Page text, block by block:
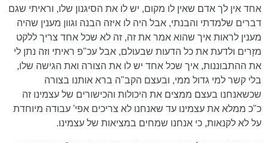
אחד אין לך אדם שאין לו מקום, יש לו את הסיגנון שלו, וראיתי שגם
דברים שלמדתי והבנתי, אבל היה לו איזה הבנה וגוון מענין שהיה
מענין לראות איך שהוא אמר את זה, זה לא שכל אחד צריך ללקט
מזָרים ולדעת את כל הדעות שבעולם, אבל עכ"פ ראיתי וזה נתן לי
את ההתבוננות, איך שכל אחד יש לו את הצורה ואת הגישה שלו,
בלי קשר למי גדול ממי, ובעצם הקב"ה ברא אותנו בצורה
שכשאנחנו בעצם ממצים את היכולות והכישורים של עצמינו זה
כ"כ ממלא את עצמינו עד שאנחנו לא צריכים אפי' עבודה מיוחדת
על לא לקנאות, כי אנחנו שמחים במציאות של עצמינו.